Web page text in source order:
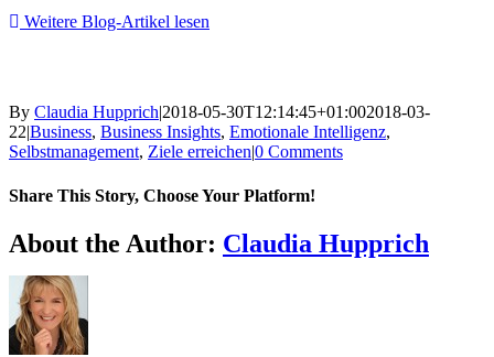
Weitere Blog-Artikel lesen
By Claudia Hupprich|2018-05-30T12:14:45+01:002018-03-
22|Business, Business Insights, Emotionale Intelligenz,
Selbstmanagement, Ziele erreichen|0 Comments
Share This Story, Choose Your Platform!
Facebook
Twitter
Reddit
LinkedIn
WhatsApp
Telegram
Tumblr
Pinterest
Vk
Xing
Email
About the Author: Claudia Hupprich